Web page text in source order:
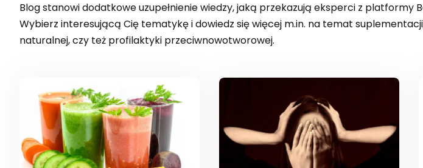
Blog stanowi dodatkowe uzupełnienie wiedzy, jaką przekazują eksperci z platformy
Wybierz interesującą Cię tematykę i dowiedz się więcej m.in. na temat
naturalnej, czy też profilaktyki przeciwnowotworowej.